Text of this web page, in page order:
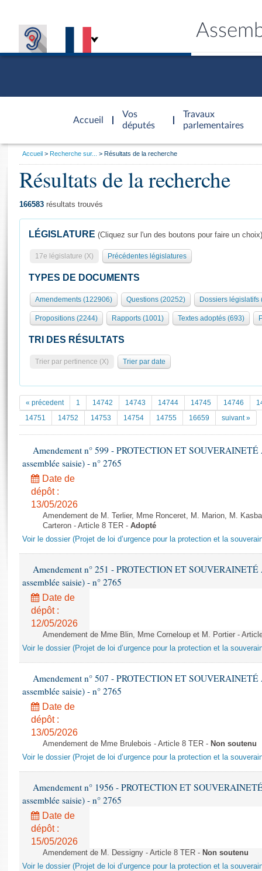
Accueil
d'accueil
Vos
députés
Travaux
parlementaires
Présidence
577 députés
Groupes politiques
Séance publique
Commissions et autres organes
Europe et International
Pétitions
Documents parlementaires
Projets de loi
Propositions de loi
Amendements
Textes adoptés
Rapports d'information
Rapports d'enquête
Rapports législatifs
Rapports sur l'application des lois
Baromètre de l’application des lois
Dossiers législatifs
Budget et sécurité sociale
Questions écrites et orales
Comptes rendus des débats
Général
Rôle et pouvoirs de l'Assemblée
Organisation de l'Assemblée
Présidence Conférence des Présidents Bureau Collège des
Statistiques et chiffres clés
Documents de référence
( Constitution | Règlement de l'Assemblée ... )
Histoire
Juniors
Anciennes législatures
Liens vers les sites publics
Visiter l'Assemblée
Visite virtuelle du palais Bourbon
Assister à une séance
La Bibliothèque
Les archives
Contacts et plan d'accès
Photos libres de droit
Vous
Accueil Recherche sur... Résultats de la recherche
Résultats de la recherche
166583 résultats trouvés
LÉGISLATURE (Cliquez sur l'un des boutons pour faire un choix)
17e législature (X) Précédentes législatures
TYPES DE DOCUMENTS
Amendements (122906) Questions (20252) Dossiers législatifs
Propositions (2244) Rapports (1001) Textes adoptés (693)
TRI DES RÉSULTATS
Trier par pertinence (X) Trier par date
« précedent 1 14742 14743 14744 14745 14746
14751
14752 14753 14754 14755 16659 suivant »
Amendement n° 599 - PROTECTION ET SOUVERAINETÉ
assemblée saisie) - n° 2765
Date de
dépôt :
13/05/2026
Amendement de M. Terlier, Mme Ronceret, M. Marion, M.
Carteron - Article 8 TER - Adopté
Voir le dossier (Projet de loi d’urgence pour la protection et la
Amendement n° 251 - PROTECTION ET SOUVERAINETÉ
assemblée saisie) - n° 2765
Date de
dépôt :
12/05/2026
Amendement de Mme Blin, Mme Corneloup et M. Portier -
Voir le dossier (Projet de loi d’urgence pour la protection et la
Amendement n° 507 - PROTECTION ET SOUVERAINETÉ
assemblée saisie) - n° 2765
Date de
dépôt :
13/05/2026
Amendement de Mme Brulebois - Article 8 TER - Non soutenu
Voir le dossier (Projet de loi d’urgence pour la protection et la
Amendement n° 1956 - PROTECTION ET
assemblée saisie) - n° 2765
Date de
dépôt :
15/05/2026
Amendement de M. Dessigny - Article 8 TER - Non soutenu
Voir le dossier (Projet de loi d’urgence pour la protection et la